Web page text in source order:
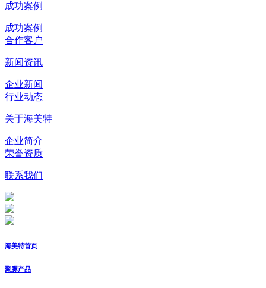
成功案例
成功案例
合作客户
新闻资讯
企业新闻
行业动态
关于海美特
企业简介
荣誉资质
联系我们
海美特首页
聚脲产品